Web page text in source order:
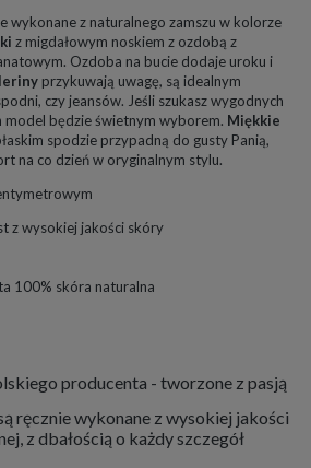
wykonane z naturalnego zamszu w kolorze
z migdałowym noskiem z ozdobą z
Ozdoba na bucie dodaje uroku i
przykuwają uwagę, są idealnym
czy jeansów. Jeśli szukasz wygodnych
model będzie świetnym wyborem. Miękkie
spodzie przypadną do gusty Panią,
na co dzień w oryginalnym stylu.
z wysokiej jakości skóry
100% skóra naturalna
producenta - tworzone z pasją
ręcznie wykonane z wysokiej jakości
z dbałością o każdy szczegół